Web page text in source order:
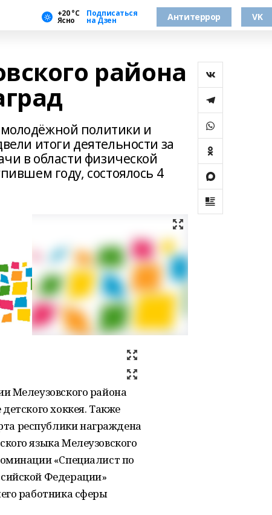
+20 °С
Ясно
Подписаться
на Дзен Антитеррор VK
района
политики и
итоги деятельности за
в области физической
году, состоялось 4
Мелеузовского района
хоккея. Также
республики награждена
языка Мелеузовского
«Специалист по
Федерации»
работника сферы